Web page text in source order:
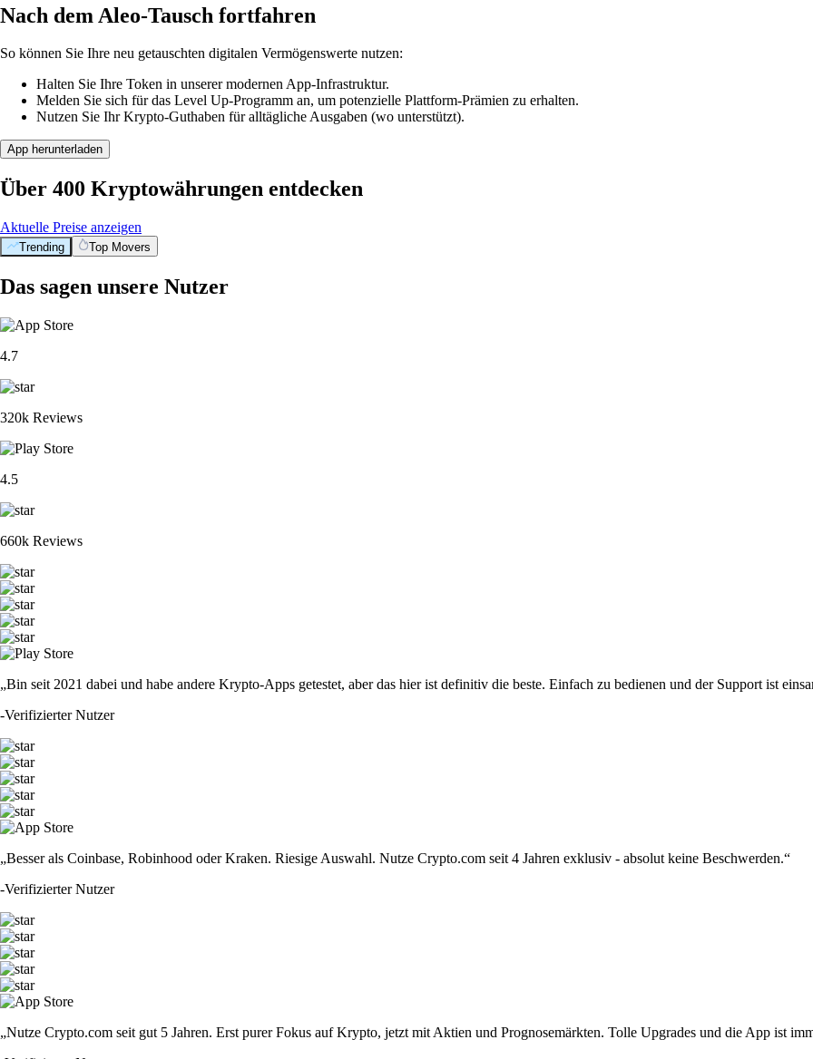
Nach dem Aleo-Tausch fortfahren
So können Sie Ihre neu getauschten digitalen Vermögenswerte nutzen:
Halten Sie Ihre Token in unserer modernen App-Infrastruktur.
Melden Sie sich für das Level Up-Programm an, um potenzielle Plattform-Prämien zu erhalten.
Nutzen Sie Ihr Krypto-Guthaben für alltägliche Ausgaben (wo unterstützt).
App herunterladen
Über 400 Kryptowährungen entdecken
Aktuelle Preise anzeigen
Trending Top Movers
Das sagen unsere Nutzer
4.7
320k Reviews
4.5
660k Reviews
„Bin seit 2021 dabei und habe andere Krypto-Apps getestet, aber das hier ist definitiv die beste. Einfach zu bedienen und der Support ist
-Verifizierter Nutzer
„Besser als Coinbase, Robinhood oder Kraken. Riesige Auswahl. Nutze Crypto.com seit 4 Jahren exklusiv - absolut keine Beschwerden.“
-Verifizierter Nutzer
„Nutze Crypto.com seit gut 5 Jahren. Erst purer Fokus auf Krypto, jetzt mit Aktien und Prognosemärkten. Tolle Upgrades und die App ist